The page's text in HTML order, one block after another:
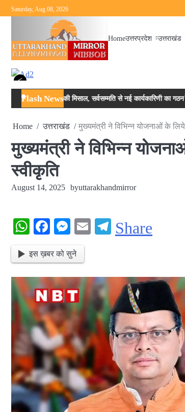
Skip
to
Saturday, Aug 08, 2026
Homeउत्तरप्रदेश उत्तराखंड
<
Flash News
में एकजुटता की मिसाल, सर्वसम्मति से नई कार्यकारिणी का गठन
Home उत्तराखंड मुख्यमंत्री ने विभिन्न योजनाओं के
मुख्यमंत्री ने विभिन्न
स्वीकृति
August 14, 2025 byuttarakhandmirror
WhatsApp
Facebook
Messenger
EmailTelegram
Share
इस ख़बर को सुने